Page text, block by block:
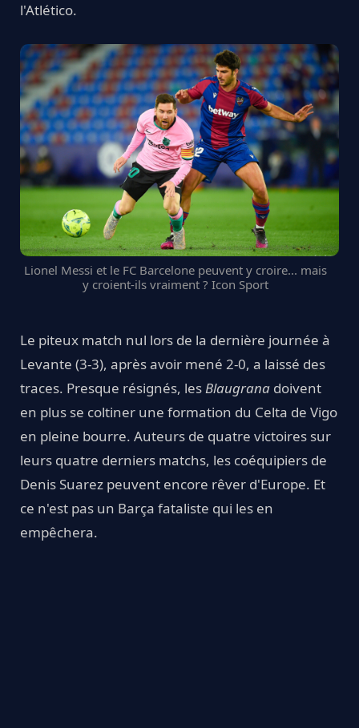
l'Atlético.
Lionel Messi et le FC Barcelone peuvent y croire... mais
y croient-ils vraiment ? Icon Sport
Le piteux match nul lors de la dernière journée à
Levante (3-3), après avoir mené 2-0, a laissé des
traces. Presque résignés, lesBlaugrana doivent
en plus se coltiner une formation du Celta de Vigo
en pleine bourre. Auteurs de quatre victoires sur
leurs quatre derniers matchs, les coéquipiers de
Denis Suarez peuvent encore rêver d'Europe. Et
ce n'est pas un Barça fataliste qui les en
empêchera.